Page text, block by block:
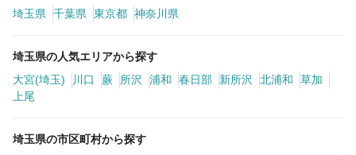
カラーリスト
ヘアメイク・美容部員
ネイリスト エステティシャン
埼玉県
千葉県 東京都 神奈川県
埼玉県の人気エリアから探す
大宮(埼玉)
川口 蕨 所沢 浦和 春日部 新所沢 北浦和
草加
上尾
埼玉県の市区町村から探す